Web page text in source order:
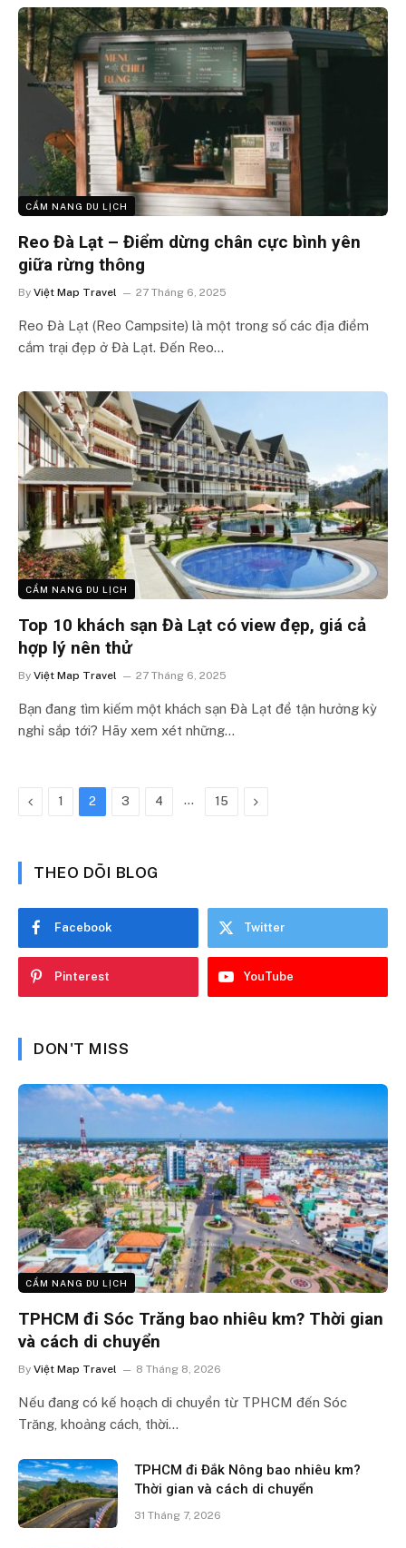
CẨM NANG DU LỊCH
Reo Đà Lạt – Điểm dừng chân cực bình yên
giữa rừng thông
By Việt Map Travel 27 Tháng 6, 2025
Reo Đà Lạt (Reo Campsite) là một trong số các địa điểm
cắm trại đẹp ở Đà Lạt. Đến Reo…
CẨM NANG DU LỊCH
Top 10 khách sạn Đà Lạt có view đẹp, giá cả
hợp lý nên thử
By Việt Map Travel 27 Tháng 6, 2025
Bạn đang tìm kiếm một khách sạn Đà Lạt để tận hưởng kỳ
nghỉ sắp tới? Hãy xem xét những…
Previous
1 2 3 4 … 15 Next
THEO DÕI BLOG
Facebook Twitter
Pinterest YouTube
DON'T MISS
CẨM NANG DU LỊCH
TPHCM đi Sóc Trăng bao nhiêu km? Thời gian
và cách di chuyển
By Việt Map Travel 8 Tháng 8, 2026
Nếu đang có kế hoạch di chuyển từ TPHCM đến Sóc
Trăng, khoảng cách, thời…
TPHCM đi Đắk Nông bao nhiêu km?
Thời gian và cách di chuyển
31 Tháng 7, 2026